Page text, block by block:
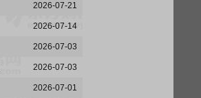
2026-07-21
2026-07-14
2026-07-03
2026-07-03
2026-07-01